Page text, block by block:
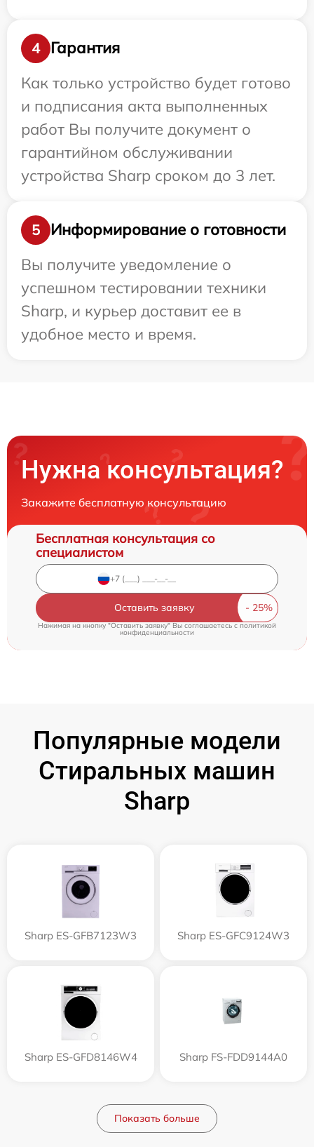
4
Гарантия
Как только устройство будет готово
и подписания акта выполненных
работ Вы получите документ о
гарантийном обслуживании
устройства Sharp сроком до 3 лет.
5
Информирование о готовности
Вы получите уведомление о
успешном тестировании техники
Sharp, и курьер доставит ее в
удобное место и время.
Нужна консультация?
Закажите бесплатную консультацию
Бесплатная консультация со
специалистом
Оставить заявку
Нажимая на кнопку "Оставить заявку" Вы соглашаетесь cполитикой
конфиденциальности
Популярные модели
Стиральных машин
Sharp
Sharp ES-GFB7123W3 Sharp ES-GFC9124W3
Sharp ES-GFD8146W4 Sharp FS-FDD9144A0
Показать больше